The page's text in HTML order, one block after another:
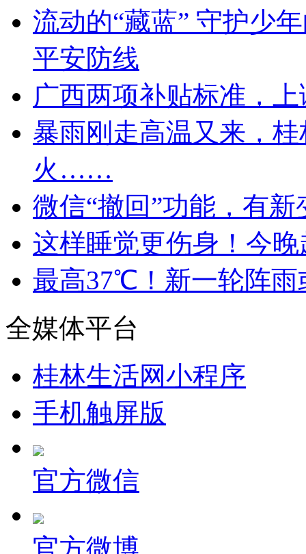
流动的“藏蓝” 守护少
平安防线
广西两项补贴标准，
暴雨刚走高温又来，
火……
微信“撤回”功能，有新
这样睡觉更伤身！今
最高37℃！新一轮阵雨
全媒体平台
桂林生活网小程序
手机触屏版
官方微信
官方微博